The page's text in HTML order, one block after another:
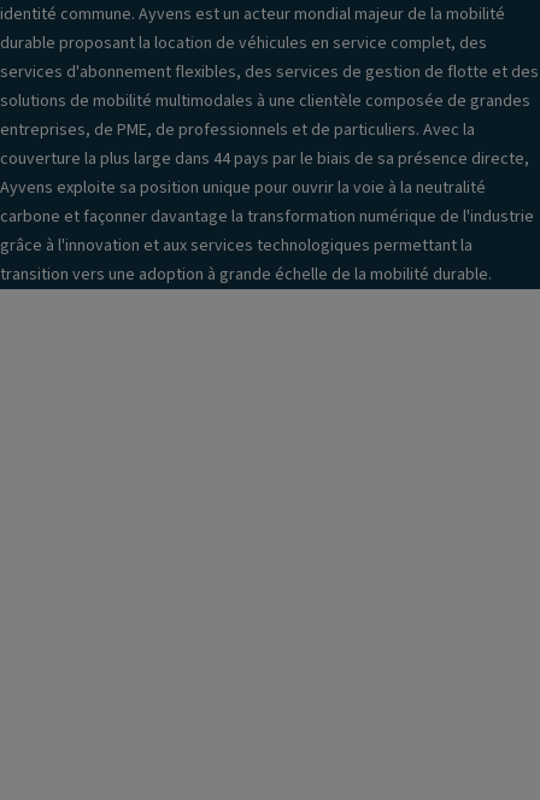
identité commune. Ayvens est un acteur mondial majeur de la mobilité
durable proposant la location de véhicules en service complet, des
services d'abonnement flexibles, des services de gestion de flotte et des
solutions de mobilité multimodales à une clientèle composée de grandes
entreprises, de PME, de professionnels et de particuliers. Avec la
couverture la plus large dans 44 pays par le biais de sa présence directe,
Ayvens exploite sa position unique pour ouvrir la voie à la neutralité
carbone et façonner davantage la transformation numérique de l'industrie
grâce à l'innovation et aux services technologiques permettant la
transition vers une adoption à grande échelle de la mobilité durable.